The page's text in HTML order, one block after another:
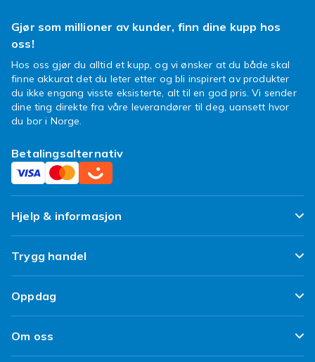
Gjør som millioner av kunder, finn dine kupp hos
oss!
Hos oss gjør du alltid et kupp, og vi ønsker at du både skal
finne akkurat det du leter etter og bli inspirert av produkter
du ikke engang visste eksisterte, alt til en god pris. Vi sender
dine ting direkte fra våre leverandører til deg, uansett hvor
du bor i Norge.
Betalingsalternativ
Hjelp & informasjon
Ofte stilte spørsmål
Spor pakken min
Angre & returner her
Leverering
Trygg handel
Fornøyd kunde-løfte
Kundeanmeldelser
Oppdag
Design dine egne klær
Design ditt eget mobildeksel
Om oss